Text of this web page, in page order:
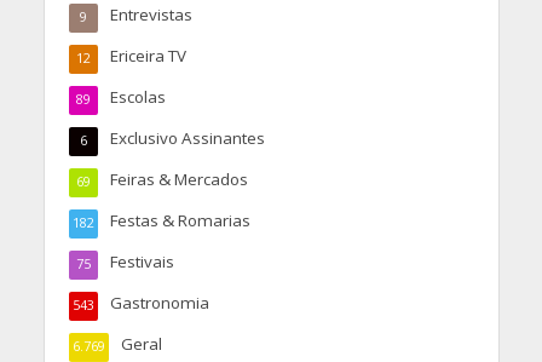
Entrevistas
9
Ericeira TV
12
Escolas
89
Exclusivo Assinantes
6
Feiras & Mercados
69
Festas & Romarias
182
Festivais
75
Gastronomia
543
Geral
6.769